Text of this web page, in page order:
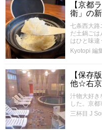
【京都
衛」の
七条西大路
だ土鍋ごは
はひと味違
Kyotopi 編
【保存
他☆右京
汁物大好き
した。京
三杯目 J